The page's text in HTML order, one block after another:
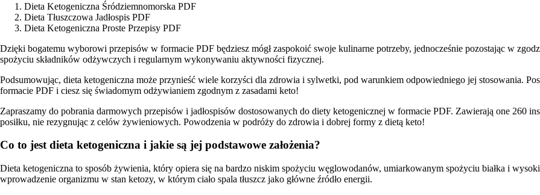
Dieta Ketogeniczna Śródziemnomorska PDF
Dieta Tłuszczowa Jadłospis PDF
Dieta Ketogeniczna Proste Przepisy PDF
Dzięki bogatemu wyborowi przepisów w formacie PDF będziesz mógł zaspokoić swoje kulinarne potrzeby, jednocześnie pozostając w
spożyciu składników odżywczych i regularnym wykonywaniu aktywności fizycznej.
Podsumowując, dieta ketogeniczna może przynieść wiele korzyści dla zdrowia i sylwetki, pod warunkiem odpowiedniego jej stosowania.
formacie PDF i ciesz się świadomym odżywianiem zgodnym z zasadami keto!
Zapraszamy do pobrania darmowych przepisów i jadłospisów dostosowanych do diety ketogenicznej w formacie PDF. Zawierają one 260
posiłku, nie rezygnując z celów żywieniowych. Powodzenia w podróży do zdrowia i dobrej formy z dietą keto!
Co to jest dieta ketogeniczna i jakie są jej podstawowe założenia?
Dieta ketogeniczna to sposób żywienia, który opiera się na bardzo niskim spożyciu węglowodanów, umiarkowanym spożyciu białka i
wprowadzenie organizmu w stan ketozy, w którym ciało spala tłuszcz jako główne źródło energii.